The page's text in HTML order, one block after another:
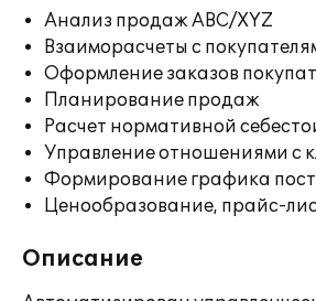
Анализ продаж ABC/XYZ
Взаиморасчеты с
Оформление заказов
Планирование продаж
Расчет нормативной
Управление отношениями с
Формирование графика
Ценообразование, прайс-
Описание